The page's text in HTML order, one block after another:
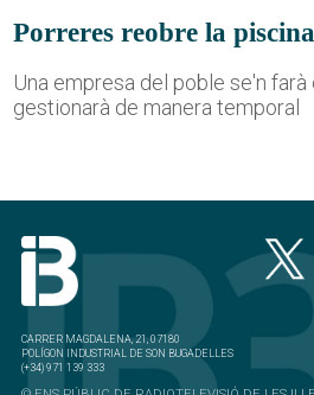
Porreres reobre la
Una empresa del poble se'n farà
gestionarà de manera temporal
CARRER MAGDALENA, 21, 07180
POLÍGON INDUSTRIAL DE SON BUGADELLES
(+34) 971 139 333